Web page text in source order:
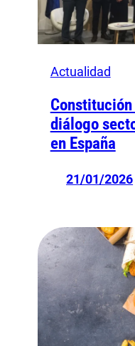
Actualidad
diálogo
en España
21/01/2026